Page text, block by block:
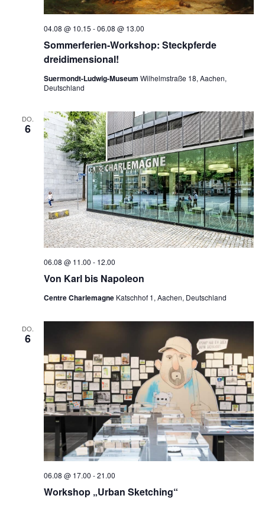
Sommerferien-Workshop: Steckpferde
dreidimensional!
04.08 @ 10.15 -06.08 @ 13.00
Suermondt-Ludwig-Museum Wilhelmstraße 18, Aachen,
Deutschland
DO.
6
Von Karl bis Napoleon
06.08 @ 11.00 - 12.00
Centre Charlemagne Katschhof 1, Aachen, Deutschland
DO.
6
Workshop „Urban Sketching“
06.08 @ 17.00 -21.00